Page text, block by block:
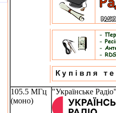
105.5 МГц
(моно)
"Українське